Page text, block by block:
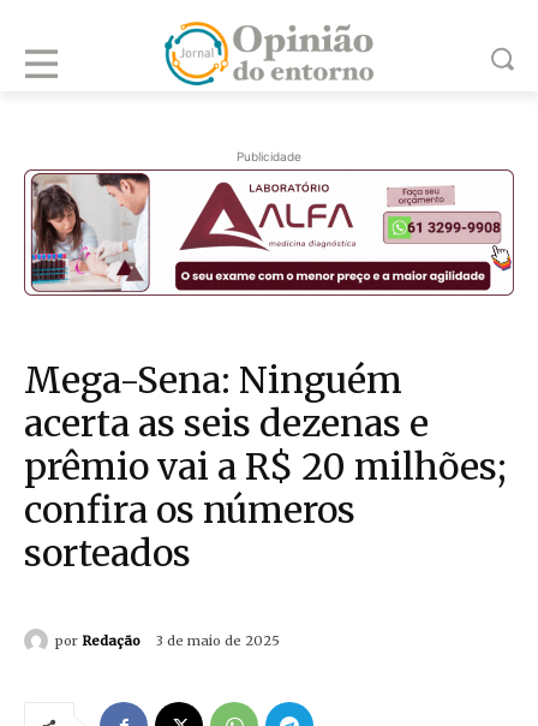
Publicidade
Mega-Sena: Ninguém
acerta as seis dezenas e
prêmio vai a R$ 20 milhões;
confira os números
sorteados
por Redação 3 de maio de 2025